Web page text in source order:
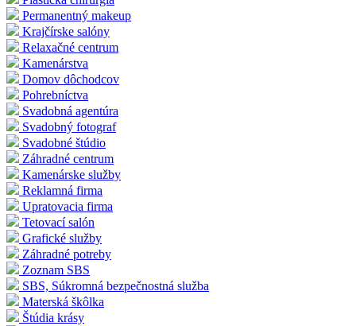
Permanentný makeup
Krajčírske salóny
Relaxačné centrum
Kamenárstva
Domov dôchodcov
Pohrebníctva
Svadobná agentúra
Svadobný fotograf
Svadobné štúdio
Záhradné centrum
Kamenárske služby
Reklamná firma
Upratovacia firma
Tetovací salón
Grafické služby
Záhradné potreby
Zoznam SBS
SBS, Súkromná bezpečnostná služba
Materská škôlka
Štúdia krásy